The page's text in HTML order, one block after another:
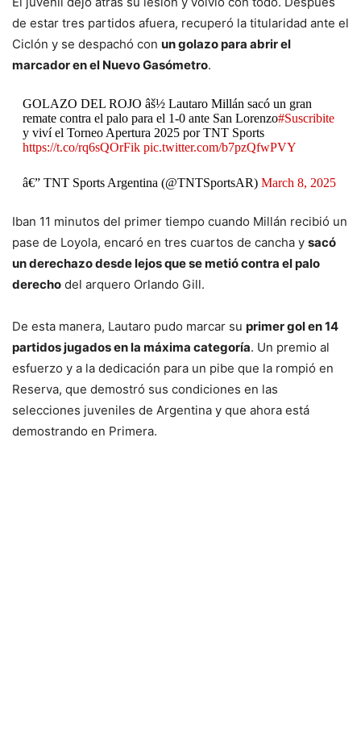
de estar tres partidos afuera, recuperó la titularidad ante el
Ciclón y se despachó con un golazo para abrir el
marcador en el Nuevo Gasómetro.
GOLAZO DEL ROJO âš½ Lautaro Millán sacó un gran
remate contra el palo para el 1-0 ante San Lorenzo#Suscribite
y viví el Torneo Apertura 2025 por TNT Sports
https://t.co/rq6sQOrFik pic.twitter.com/b7pzQfwPVY
â€” TNT Sports Argentina (@TNTSportsAR) March 8, 2025
Iban 11 minutos del primer tiempo cuando Millán recibió un
pase de Loyola, encaró en tres cuartos de cancha y sacó
un derechazo desde lejos que se metió contra el palo
derecho del arquero Orlando Gill.
De esta manera, Lautaro pudo marcar su primer gol en 14
partidos jugados en la máxima categoría. Un premio al
esfuerzo y a la dedicación para un pibe que la rompió en
Reserva, que demostró sus condiciones en las
selecciones juveniles de Argentina y que ahora está
demostrando en Primera.